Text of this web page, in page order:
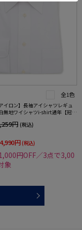
全1色
イロン】長袖アイシャツレギュ
無地ワイシャツi-shirt通年【冠婚
ト使用可】
円 (税込)
4,990円 (税込)
円OFF／3点で3,00
象